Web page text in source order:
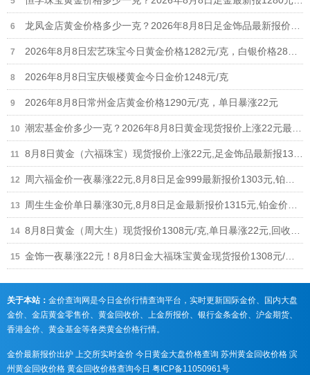
2026年8月8日宝庆银楼黄金今日金价1248元/克
2026年8月8日常州金店黄金价格1290元/克，单日暴涨22元
关于本站： 金价查询网是今日金价行情查询平台，实时更新国际金价、国内大盘
金价、金店黄金零售价、黄金回收价、上金所报价、银行金条金价、沪金期货、
香港金价、黄金基金等各类黄金价格行情。
金价最新报价出炉 上交所实时金价 今日黄金大盘价格查询 苏州黄金回收价格 滨
州黄金回收价格 黄金回收价格查询今日 粤ICP备11050961号